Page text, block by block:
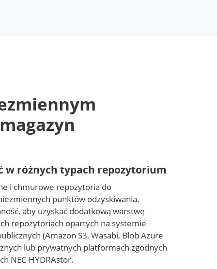
w różnych typach repozytorium
i chmurowe repozytoria do
punktów odzyskiwania.
aby uzyskać dodatkową warstwę
repozytoriach opartych na systemie
(Amazon S3, Wasabi, Blob Azure
lub prywatnych platformach zgodnych
NEC HYDRAstor.